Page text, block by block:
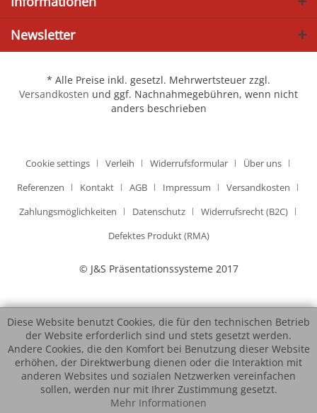
Newsletter
* Alle Preise inkl. gesetzl. Mehrwertsteuer zzgl.
Versandkosten und ggf. Nachnahmegebühren, wenn nicht
anders beschrieben
Cookie settings Verleih Widerrufsformular
Über uns
Referenzen
Kontakt AGB Impressum
Versandkosten
Zahlungsmöglichkeiten
Datenschutz
Widerrufsrecht (B2C)
Defektes Produkt (RMA)
© J&S Präsentationssysteme 2017
Diese Website benutzt Cookies, die für den technischen Betrieb
der Website erforderlich sind und stets gesetzt werden.
Andere Cookies, die den Komfort bei Benutzung dieser Website
erhöhen, der Direktwerbung dienen oder die Interaktion mit
anderen Websites und sozialen Netzwerken vereinfachen
sollen, werden nur mit Ihrer Zustimmung gesetzt.
Mehr Informationen